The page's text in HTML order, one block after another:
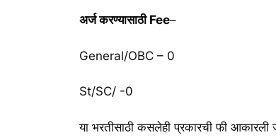
अर्ज करण्यासाठी Fee–
General/OBC – 0
St/SC/ -0
या भरतीसाठी कसलेही प्रकारची फी